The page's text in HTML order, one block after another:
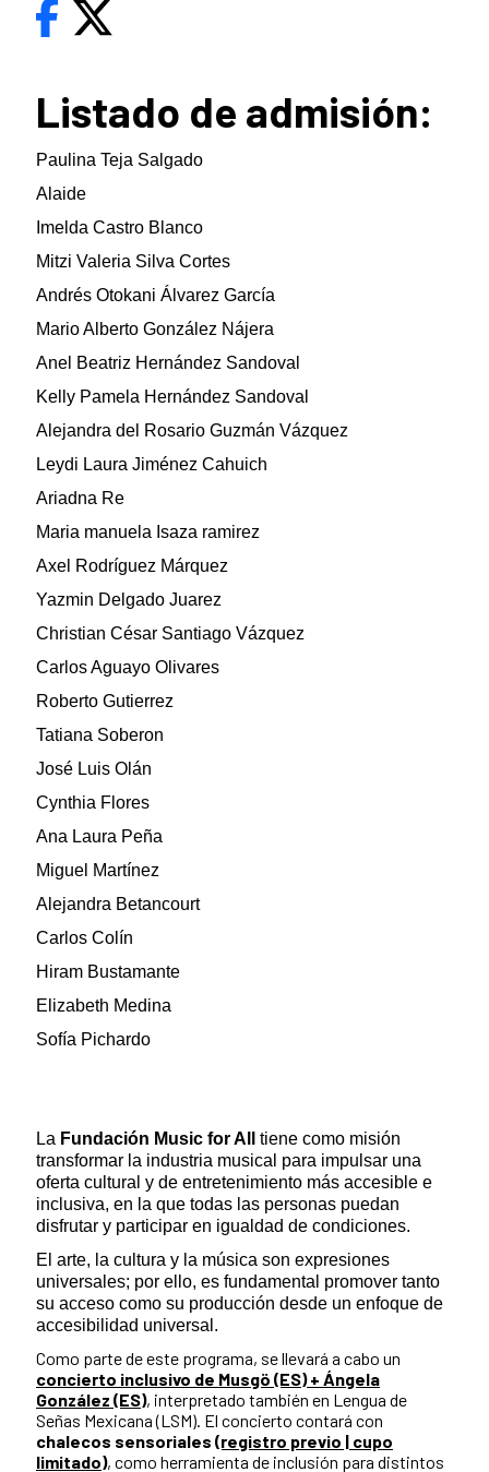
Listado de admisión:
Paulina Teja Salgado
Alaide
Imelda Castro Blanco
Mitzi Valeria Silva Cortes
Andrés Otokani Álvarez García
Mario Alberto González Nájera
Anel Beatriz Hernández Sandoval
Kelly Pamela Hernández Sandoval
Alejandra del Rosario Guzmán Vázquez
Leydi Laura Jiménez Cahuich
Ariadna Re
Maria manuela Isaza ramirez
Axel Rodríguez Márquez
Yazmin Delgado Juarez
Christian César Santiago Vázquez
Carlos Aguayo Olivares
Roberto Gutierrez
Tatiana Soberon
José Luis Olán
Cynthia Flores
Ana Laura Peña
Miguel Martínez
Alejandra Betancourt
Carlos Colín
Hiram Bustamante
Elizabeth Medina
Sofía Pichardo
La Fundación Music for All
tiene como misión
transformar la industria musical para impulsar una
oferta cultural y de entretenimiento más accesible e
inclusiva, en la que todas las personas puedan
disfrutar y participar en igualdad de condiciones.
El arte, la cultura y la música son expresiones
universales; por ello, es fundamental promover tanto
su acceso como su producción desde un enfoque de
accesibilidad universal.
Como parte de este programa, se llevará a cabo un
concierto inclusivo de Musgö (ES) + Ángela
González (ES), interpretado también en Lengua de
Señas Mexicana (LSM). El concierto contará con
chalecos sensoriales (registro previo | cupo
limitado), como herramienta de inclusión para distintos